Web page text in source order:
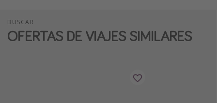
BUSCAR
OFERTAS DE VIAJES SIMILARES